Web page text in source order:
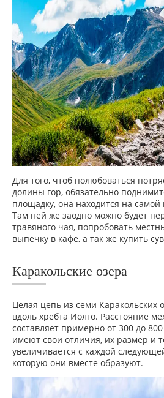
Для того, чтоб полюбоваться
долины гор, обязательно
площадку, она находится на
Там ней же заодно можно будет
травяного чая, попробовать
выпечку в кафе, а так же купить
Каракольские озера
Целая цепь из семи Каракольских
вдоль хребта Иолго. Расстояние
составляет примерно от 300 до
имеют свои отличия, их размер и
увеличивается с каждой
которую они вместе образуют.